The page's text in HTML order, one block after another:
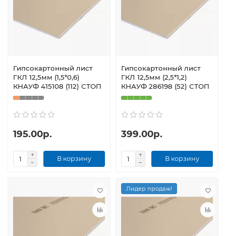
Гипсокартонный лист
ГКЛ 12,5мм (1,5*0,6)
КНАУФ 415108 (112) СТОП
195.00р.
В корзину
Гипсокартонный лист
ГКЛ 12,5мм (2,5*1,2)
КНАУФ 286198 (52) СТОП
399.00р.
В корзину
Лидер продаж!